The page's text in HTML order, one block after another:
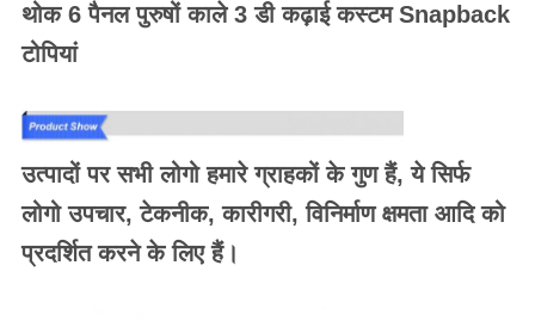
थोक 6 पैनल पुरुषों काले 3 डी कढ़ाई कस्टम Snapback
टोपियां
उत्पादों पर सभी लोगो हमारे ग्राहकों के गुण हैं, ये सिर्फ
लोगो उपचार, टेकनीक, कारीगरी, विनिर्माण क्षमता आदि को
प्रदर्शित करने के लिए हैं।